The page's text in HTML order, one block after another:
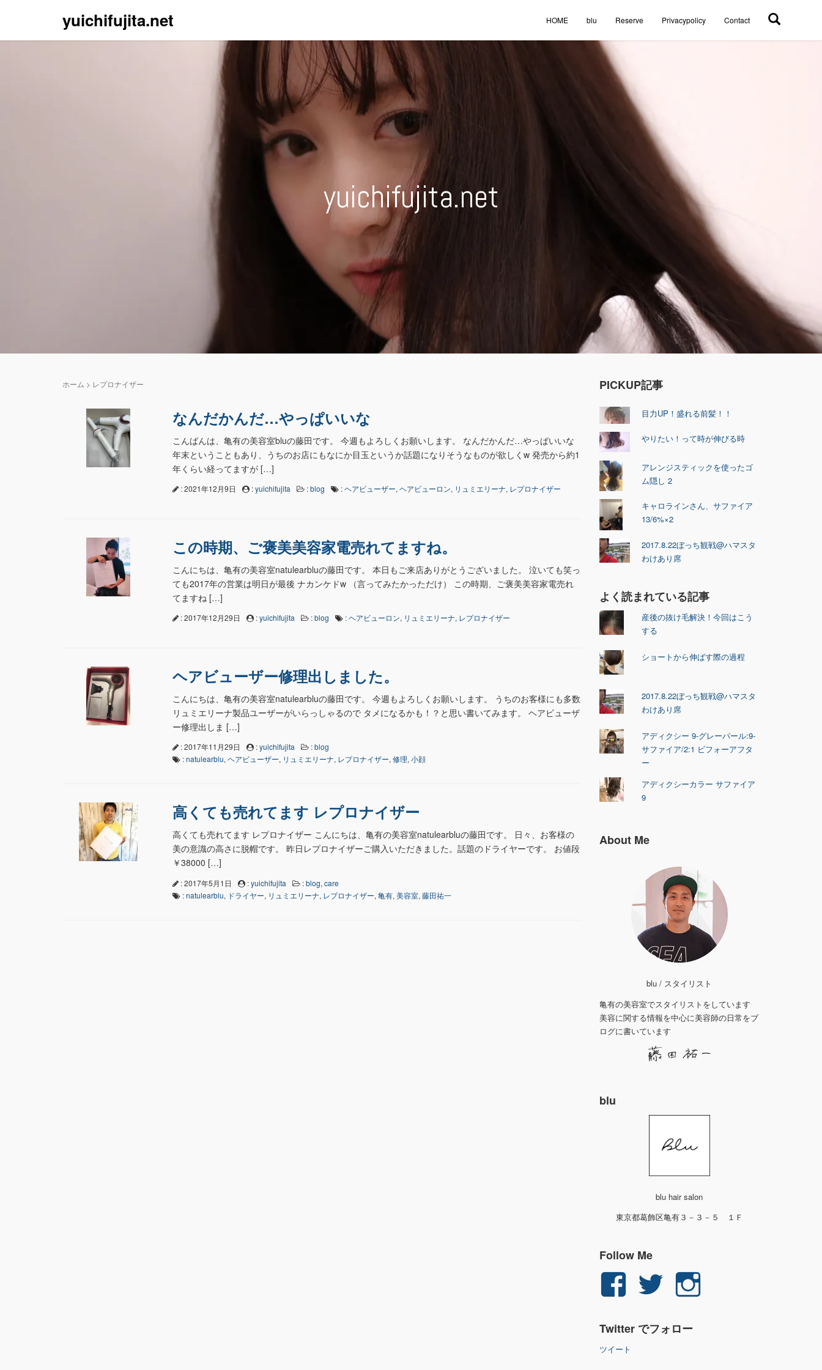
yuichifujita.net HOME blu Reserve Privacypolicy Contact
yuichifujita.net
ホーム > レプロナイザー
なんだかんだ…やっぱいいな
こんばんは、亀有の美容室bluの藤田です。 今週もよろしくお願いします。 なんだかんだ…やっぱいいな
年末ということもあり、うちのお店にもなにか目玉というか話題になりそうなものが欲しくw 発売から約1
年くらい経ってますが […]
: 2021年12月9日 :yuichifujita :blog :ヘアビューザー, ヘアビューロン, リュミエリーナ, レプロナイザー
この時期、ご褒美美容家電売れてますね。
こんにちは、亀有の美容室natulearbluの藤田です。 本日もご来店ありがとうございました。 泣いても笑っ
ても2017年の営業は明日が最後 ナカンケドw （言ってみたかっただけ） この時期、ご褒美美容家電売れ
てますね […]
: 2017年12月29日 :yuichifujita :blog :ヘアビューロン, リュミエリーナ, レプロナイザー
ヘアビューザー修理出しました。
こんにちは、亀有の美容室natulearbluの藤田です。 今週もよろしくお願いします。 うちのお客様にも多数
リュミエリーナ製品ユーザーがいらっしゃるので タメになるかも！？と思い書いてみます。 ヘアビューザ
ー修理出しま […]
: 2017年11月29日 :yuichifujita :blog
:natulearblu, ヘアビューザー, リュミエリーナ, レプロナイザー, 修理, 小顔
高くても売れてます レプロナイザー
高くても売れてます レプロナイザー こんにちは、亀有の美容室natulearbluの藤田です。 日々、お客様の
美の意識の高さに脱帽です。 昨日レプロナイザーご購入いただきました。話題のドライヤーです。 お値段
￥38000 […]
: 2017年5月1日 :yuichifujita :blog, care
:natulearblu, ドライヤー, リュミエリーナ, レプロナイザー, 亀有, 美容室, 藤田祐一
PICKUP記事
目力UP！盛れる前髪！！
やりたい！って時が伸びる時
アレンジスティックを使ったゴ
ム隠し 2
キャロラインさん、サファイア
13/6%×2
2017.8.22ぼっち観戦@ハマスタ
わけあり席
よく読まれている記事
産後の抜け毛解決！今回はこう
する
ショートから伸ばす際の過程
2017.8.22ぼっち観戦@ハマスタ
わけあり席
アディクシー 9-グレーパール:9-
サファイア/2:1 ビフォーアフタ
ー
アディクシーカラー サファイア
9
About Me
blu / スタイリスト
亀有の美容室でスタイリストをしています
美容に関する情報を中心に美容師の日常をブ
ログに書いています
blu
blu hair salon
東京都葛飾区亀有３－３－５ １Ｆ
Follow Me
yuichi.fujita.351
ん
yu_1_fjt
ん
Twitter でフォロー
ツイート